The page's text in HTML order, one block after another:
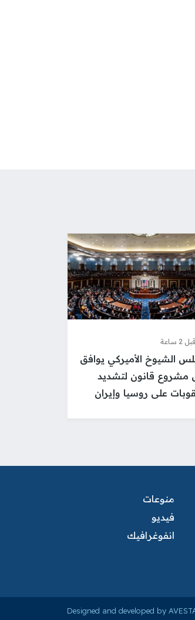
قبل 2 ساعة
الشيوخ الأميركي يوافق
مشروع قانون لتشديد
على روسيا وإيران
منوعات
فيديو
انفوغرافيك
Designed and developed by